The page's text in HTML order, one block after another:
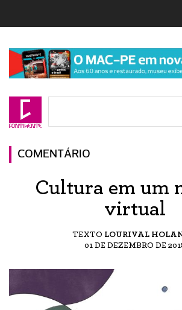
COMENTÁRIO
Cultura em um
virtual
TEXTO LOURIVAL
01 DE DEZEMBRO DE